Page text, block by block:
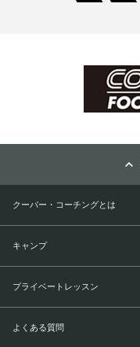
クーバー・コーチングとは
キャンプ
プライベートレッスン
よくある質問